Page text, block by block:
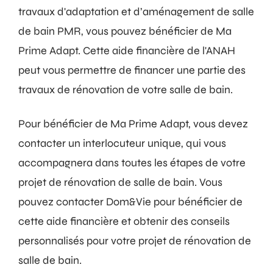
travaux d'adaptation et d’aménagement de salle
de bain PMR, vous pouvez bénéficier de Ma
Prime Adapt. Cette aide financière de l'ANAH
peut vous permettre de financer une partie des
travaux de rénovation de votre salle de bain.
Pour bénéficier de Ma Prime Adapt, vous devez
contacter un interlocuteur unique, qui vous
accompagnera dans toutes les étapes de votre
projet de rénovation de salle de bain. Vous
pouvez contacter Dom&Vie pour bénéficier de
cette aide financière et obtenir des conseils
personnalisés pour votre projet de rénovation de
salle de bain.